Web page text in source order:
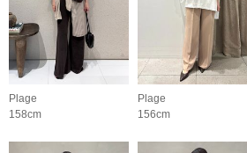
Plage
158cm
Plage
156cm